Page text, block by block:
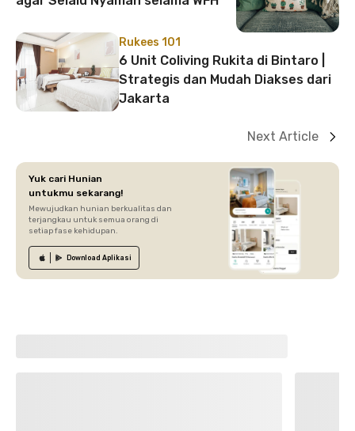
Rukees 101
6 Unit Coliving Rukita di Bintaro |
Strategis dan Mudah Diakses dari
Jakarta
Next Article
Yuk cari Hunian
untukmu sekarang!
Mewujudkan hunian berkualitas dan
terjangkau untuk semua orang di
setiap fase kehidupan.
Download Aplikasi